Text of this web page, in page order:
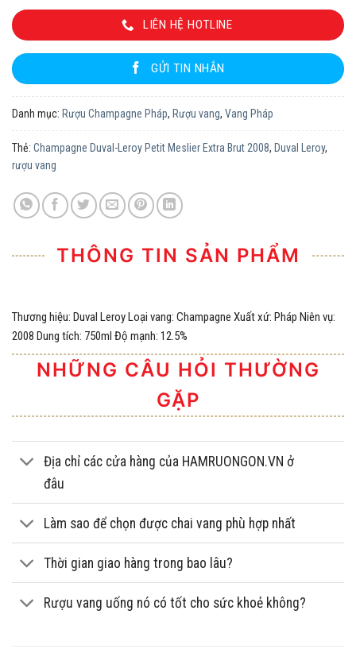
LIÊN HỆ HOTLINE
GỬI TIN NHẮN
Danh mục: Rượu Champagne Pháp, Rượu vang, Vang Pháp
Thẻ: Champagne Duval-Leroy Petit Meslier Extra Brut 2008, Duval Leroy,
rượu vang
THÔNG TIN SẢN PHẨM
Thương hiệu: Duval Leroy Loại vang: Champagne Xuất xứ: Pháp Niên vụ:
2008 Dung tích: 750ml Độ mạnh: 12.5%
NHỮNG CÂU HỎI THƯỜNG
GẶP
Địa chỉ các cửa hàng của HAMRUONGON.VN ở
đâu
Làm sao để chọn được chai vang phù hợp nhất
Thời gian giao hàng trong bao lâu?
Rượu vang uống nó có tốt cho sức khoẻ không?